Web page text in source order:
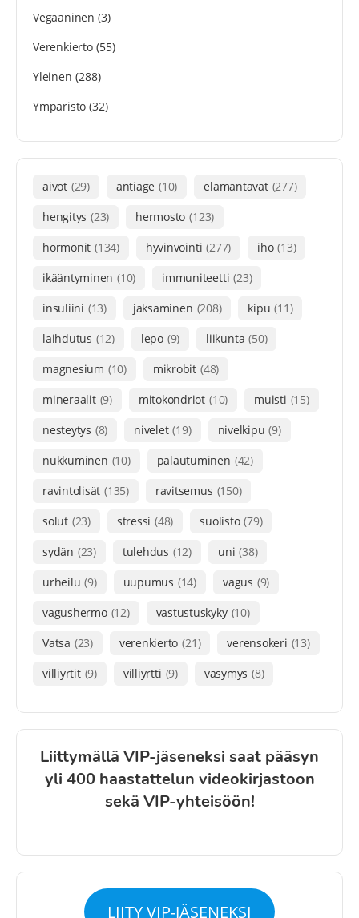
Vegaaninen (3)
Verenkierto(55)
Yleinen (288)
Ympäristö (32)
aivot (29) antiage (10) elämäntavat (277)
hengitys (23) hermosto (123)
hormonit (134) hyvinvointi (277) iho (13)
ikääntyminen (10) immuniteetti (23)
insuliini (13) jaksaminen (208) kipu (11)
laihdutus (12) lepo (9) liikunta (50)
magnesium (10) mikrobit (48)
mineraalit (9) mitokondriot (10) muisti (15)
nesteytys (8) nivelet (19) nivelkipu (9)
nukkuminen (10) palautuminen (42)
ravintolisät (135) ravitsemus (150)
solut (23) stressi (48) suolisto (79)
sydän (23) tulehdus (12) uni (38)
urheilu (9) uupumus (14) vagus (9)
vagushermo (12) vastustuskyky (10)
Vatsa (23) verenkierto (21) verensokeri (13)
villiyrtit (9) villiyrtti (9) väsymys (8)
Liittymällä VIP-jäseneksi saat pääsyn
yli 400 haastattelun videokirjastoon
sekä VIP-yhteisöön!
LIITY VIP-JÄSENEKSI